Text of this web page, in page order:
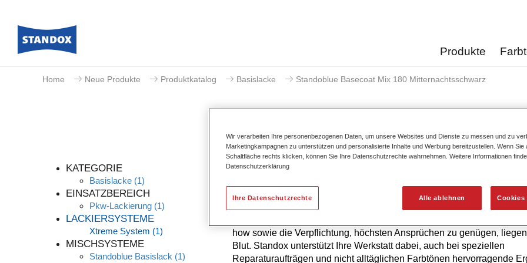
Produkte
Home Neue Produkte Produktkatalog Basislacke Standoblue Basecoat Mix 180 Mitternachtsschwarz
KATEGORIE
Basislacke (1)
EINSATZBEREICH
Pkw-Lackierung (1)
LACKIERSYSTEME
Xtreme System (1)
MISCHSYSTEME
Standoblue Basislack (1)
Standoblue Basecoat Mix
Die höchste Farbtongenauigkeit von Standoblue Basislack ist das
how sowie die Verpflichtung, höchsten Ansprüchen zu genügen,
Blut. Standox unterstützt Ihre Werkstatt dabei, auch bei speziellen
Reparaturaufträgen und nicht alltäglichen Farbtönen hervorragende
Wir verarbeiten Ihre personenbezogenen Daten, um unsere Websites und Dienste zu messen und zu
Marketingkampagnen zu unterstützen und personalisierte Inhalte und Werbung bereitzustellen. Wenn Sie
Schaltfläche rechts klicken, können Sie Ihre Datenschutzrechte wahrnehmen. Weitere Informationen
Datenschutzerklärung
Alle ablehnen Cookies
Ihre Datenschutzrechte